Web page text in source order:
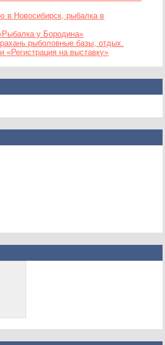
в Новосибирск, рыбалка в
у Бородина»
рыболовные базы, отдых.
«Регистрация на выставку»